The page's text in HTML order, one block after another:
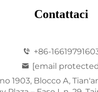
Contattaci
+86-
[email
1903, Blocco A,